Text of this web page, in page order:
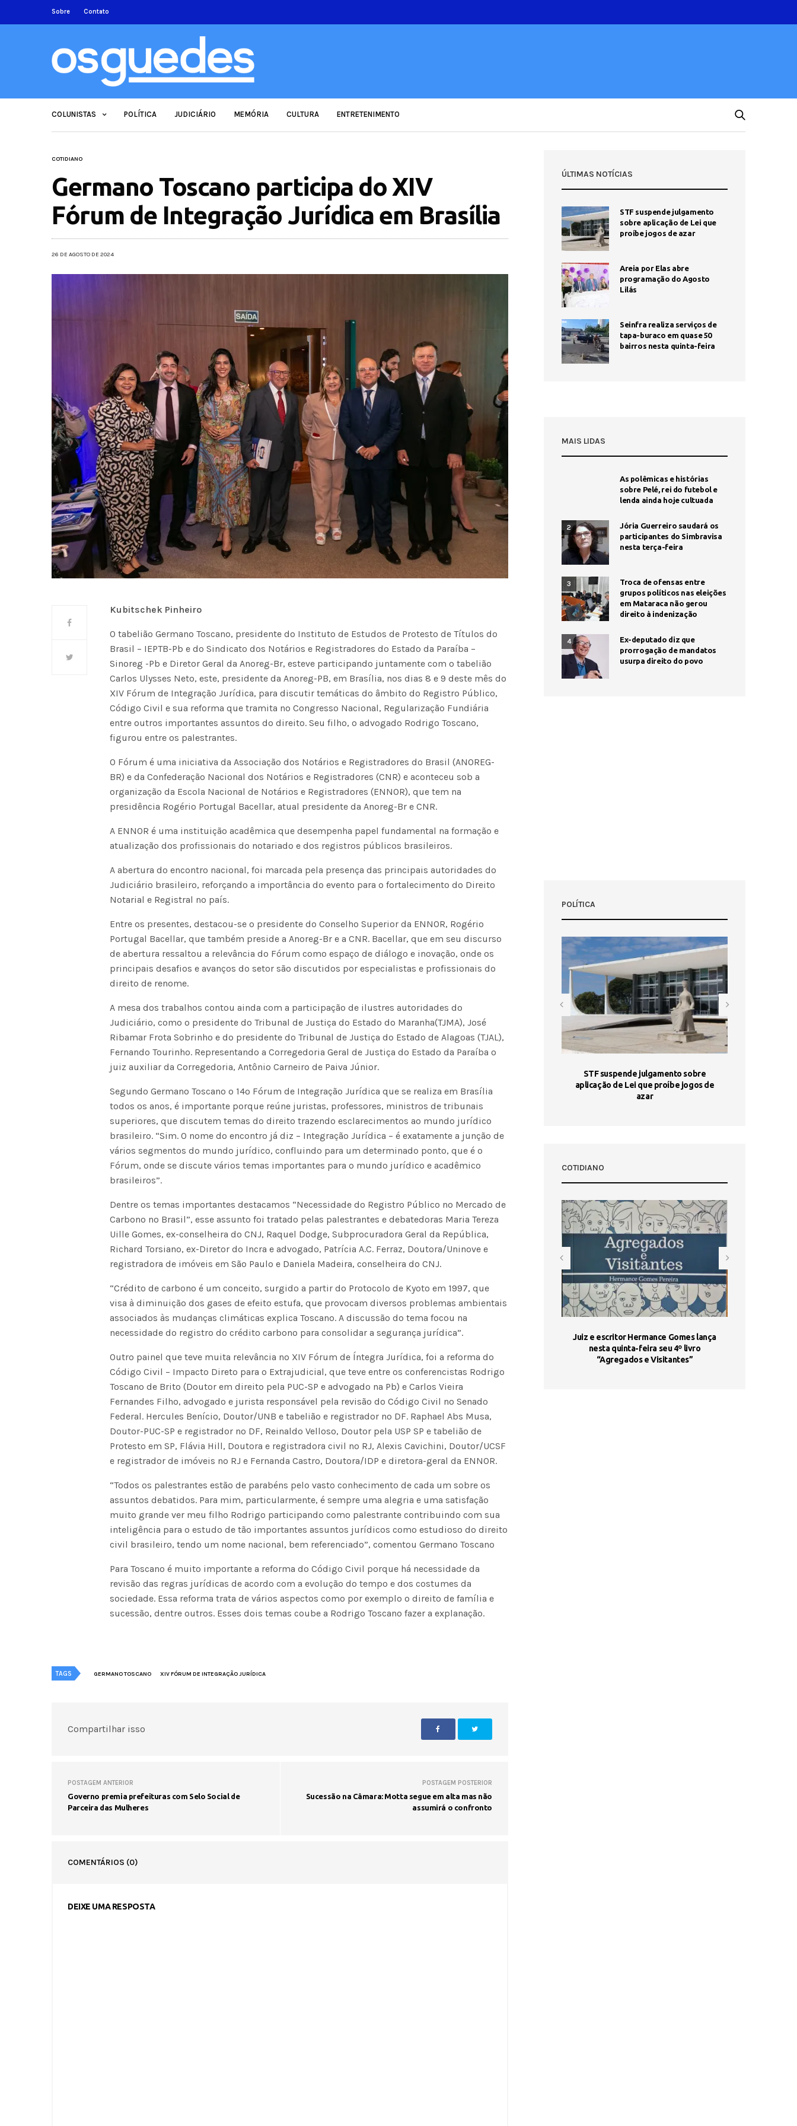
Sobre Contato
COLUNISTAS POLÍTICA JUDICIÁRIO MEMÓRIA CULTURA ENTRETENIMENTO
COTIDIANO
Germano Toscano participa do XIV
Fórum de Integração Jurídica em Brasília
26 DE AGOSTO DE 2024
Kubitschek Pinheiro
O tabelião Germano Toscano, presidente do Instituto de Estudos de Protesto de Títulos do
Brasil – IEPTB-Pb e do Sindicato dos Notários e Registradores do Estado da Paraíba –
Sinoreg -Pb e Diretor Geral da Anoreg-Br, esteve participando juntamente com o tabelião
Carlos Ulysses Neto, este, presidente da Anoreg-PB, em Brasília, nos dias 8 e 9 deste mês do
XIV Fórum de Integração Jurídica, para discutir temáticas do âmbito do Registro Público,
Código Civil e sua reforma que tramita no Congresso Nacional, Regularização Fundiária
entre outros importantes assuntos do direito. Seu filho, o advogado Rodrigo Toscano,
figurou entre os palestrantes.
O Fórum é uma iniciativa da Associação dos Notários e Registradores do Brasil (ANOREG-
BR) e da Confederação Nacional dos Notários e Registradores (CNR) e aconteceu sob a
organização da Escola Nacional de Notários e Registradores (ENNOR), que tem na
presidência Rogério Portugal Bacellar, atual presidente da Anoreg-Br e CNR.
A ENNOR é uma instituição acadêmica que desempenha papel fundamental na formação e
atualização dos profissionais do notariado e dos registros públicos brasileiros.
A abertura do encontro nacional, foi marcada pela presença das principais autoridades do
Judiciário brasileiro, reforçando a importância do evento para o fortalecimento do Direito
Notarial e Registral no país.
Entre os presentes, destacou-se o presidente do Conselho Superior da ENNOR, Rogério
Portugal Bacellar, que também preside a Anoreg-Br e a CNR. Bacellar, que em seu discurso
de abertura ressaltou a relevância do Fórum como espaço de diálogo e inovação, onde os
principais desafios e avanços do setor são discutidos por especialistas e profissionais do
direito de renome.
A mesa dos trabalhos contou ainda com a participação de ilustres autoridades do
Judiciário, como o presidente do Tribunal de Justiça do Estado do Maranha(TJMA), José
Ribamar Frota Sobrinho e do presidente do Tribunal de Justiça do Estado de Alagoas (TJAL),
Fernando Tourinho. Representando a Corregedoria Geral de Justiça do Estado da Paraíba o
juiz auxiliar da Corregedoria, Antônio Carneiro de Paiva Júnior.
Segundo Germano Toscano o 14º Fórum de Integração Jurídica que se realiza em Brasília
todos os anos, é importante porque reúne juristas, professores, ministros de tribunais
superiores, que discutem temas do direito trazendo esclarecimentos ao mundo jurídico
brasileiro. “Sim. O nome do encontro já diz – Integração Jurídica – é exatamente a junção de
vários segmentos do mundo jurídico, confluindo para um determinado ponto, que é o
Fórum, onde se discute vários temas importantes para o mundo jurídico e acadêmico
brasileiros”.
Dentre os temas importantes destacamos “Necessidade do Registro Público no Mercado de
Carbono no Brasil”, esse assunto foi tratado pelas palestrantes e debatedoras Maria Tereza
Uille Gomes, ex-conselheira do CNJ, Raquel Dodge, Subprocuradora Geral da República,
Richard Torsiano, ex-Diretor do Incra e advogado, Patrícia A.C. Ferraz, Doutora/Uninove e
registradora de imóveis em São Paulo e Daniela Madeira, conselheira do CNJ.
“Crédito de carbono é um conceito, surgido a partir do Protocolo de Kyoto em 1997, que
visa à diminuição dos gases de efeito estufa, que provocam diversos problemas ambientais
associados às mudanças climáticas explica Toscano. A discussão do tema focou na
necessidade do registro do crédito carbono para consolidar a segurança jurídica”.
Outro painel que teve muita relevância no XIV Fórum de Íntegra Jurídica, foi a reforma do
Código Civil – Impacto Direto para o Extrajudicial, que teve entre os conferencistas Rodrigo
Toscano de Brito (Doutor em direito pela PUC-SP e advogado na Pb) e Carlos Vieira
Fernandes Filho, advogado e jurista responsável pela revisão do Código Civil no Senado
Federal. Hercules Benício, Doutor/UNB e tabelião e registrador no DF. Raphael Abs Musa,
Doutor-PUC-SP e registrador no DF, Reinaldo Velloso, Doutor pela USP SP e tabelião de
Protesto em SP, Flávia Hill, Doutora e registradora civil no RJ, Alexis Cavichini, Doutor/UCSF
e registrador de imóveis no RJ e Fernanda Castro, Doutora/IDP e diretora-geral da ENNOR.
“Todos os palestrantes estão de parabéns pelo vasto conhecimento de cada um sobre os
assuntos debatidos. Para mim, particularmente, é sempre uma alegria e uma satisfação
muito grande ver meu filho Rodrigo participando como palestrante contribuindo com sua
inteligência para o estudo de tão importantes assuntos jurídicos como estudioso do direito
civil brasileiro, tendo um nome nacional, bem referenciado”, comentou Germano Toscano
Para Toscano é muito importante a reforma do Código Civil porque há necessidade da
revisão das regras jurídicas de acordo com a evolução do tempo e dos costumes da
sociedade. Essa reforma trata de vários aspectos como por exemplo o direito de família e
sucessão, dentre outros. Esses dois temas coube a Rodrigo Toscano fazer a explanação.
TAGS GERMANO TOSCANO XIV FÓRUM DE INTEGRAÇÃO JURÍDICA
Compartilhar isso
POSTAGEM ANTERIOR
Governo premia prefeituras com Selo Social de
Parceira das Mulheres
POSTAGEM POSTERIOR
Sucessão na Câmara: Motta segue em alta mas não
assumirá o confronto
COMENTÁRIOS (0)
DEIXE UMA RESPOSTA
ÚLTIMAS NOTÍCIAS
STF suspende julgamento
sobre aplicação de Lei que
proíbe jogos de azar
Areia por Elas abre
programação do Agosto
Lilás
Seinfra realiza serviços de
tapa-buraco em quase 50
bairros nesta quinta-feira
MAIS LIDAS
As polêmicas e histórias
sobre Pelé, rei do futebol e
lenda ainda hoje cultuada
2
Jória Guerreiro saudará os
participantes do Simbravisa
nesta terça-feira
3
Troca de ofensas entre
grupos políticos nas eleições
em Mataraca não gerou
direito à indenização
4
Ex-deputado diz que
prorrogação de mandatos
usurpa direito do povo
POLÍTICA
Seinfra realiza serviços de tapa-
buraco em quase 50 bairros nesta
quinta-feira
STF suspende julgamento sobre
aplicação de Lei que proíbe jogos de
azar
COTIDIANO
Voo cancelado, bagagem extraviada e
os seus direitos
Juiz e escritor Hermance Gomes lança
nesta quinta-feira seu 4º livro
“Agregados e Visitantes”